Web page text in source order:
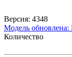
Версия: 4348
Модель обновлена:
Количество